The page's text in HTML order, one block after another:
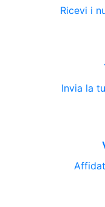
Ricevi i
Invia la